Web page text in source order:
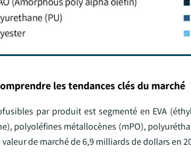
les tendances clés du marché
par produit est segmenté en EVA
polyoléfines métallocènes (mPO),
de marché de 6,9 milliards de dollars en